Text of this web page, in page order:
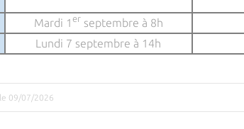
Mardi 1 er septembre à 8h
Lundi 7 septembre à 14h
09/07/2026